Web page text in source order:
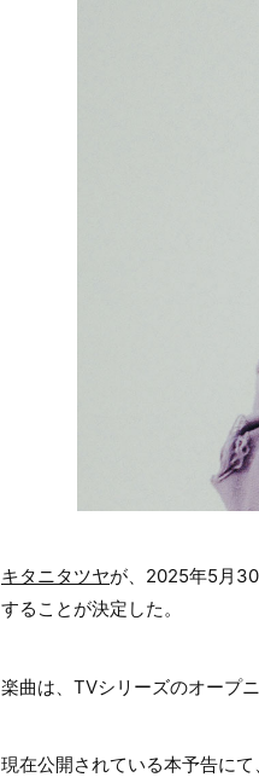
キタニタツヤが、2025年5月
することが決定した。
楽曲は、TVシリーズのオープ
現在公開されている本予告に